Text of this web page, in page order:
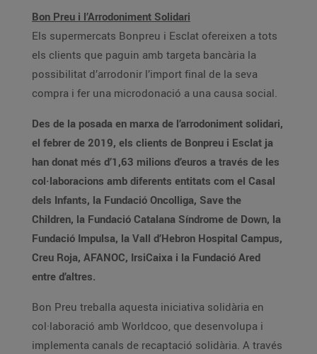
Bon Preu i l’Arrodoniment Solidari
Els supermercats Bonpreu i Esclat ofereixen a tots
els clients que paguin amb targeta bancària la
possibilitat d’arrodonir l’import final de la seva
compra i fer una microdonació a una causa social.
Des de la posada en marxa de l’arrodoniment solidari,
el febrer de 2019, els clients de Bonpreu i Esclat ja
han donat més d’1,63 milions d’euros a través de les
col·laboracions amb diferents entitats com el Casal
dels Infants, la Fundació Oncolliga, Save the
Children, la Fundació Catalana Síndrome de Down, la
Fundació Impulsa, la Vall d’Hebron Hospital Campus,
Creu Roja, AFANOC, IrsiCaixa i la Fundació Ared
entre d’altres.
Bon Preu treballa aquesta iniciativa solidària en
col·laboració amb Worldcoo, que desenvolupa i
implementa canals de recaptació solidària. A través